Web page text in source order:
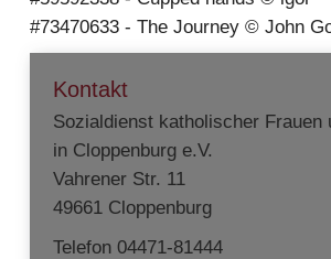
#73470633 - The Journey © John
Kontakt
Sozialdienst katholischer Frauen
in Cloppenburg e.V.
Vahrener Str. 11
49661 Cloppenburg
Telefon 04471-81444